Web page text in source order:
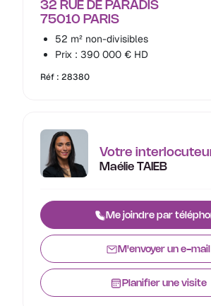
32 RUE DE PARADIS
75010 PARIS
52 m² non-divisibles
Prix : 390 000 € HD
Réf : 28380
Votre
Maélie TAIEB
Me joindre par
M'envoyer un e-mail
Planifier une visite